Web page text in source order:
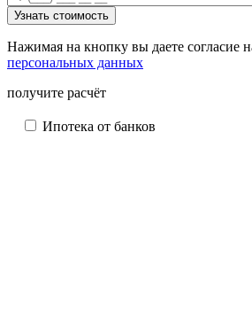
Нажимая на кнопку вы даете согласие
персональных данных
получите расчёт
Ипотека от банков